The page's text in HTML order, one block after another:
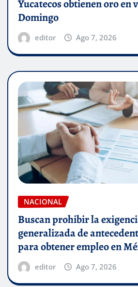
Yucatecos obtienen oro en
Domingo
editor Ago 7, 2026
NACIONAL
Buscan prohibir la
generalizada de
para obtener empleo en
editor Ago 7, 2026